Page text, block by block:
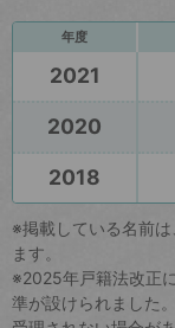
年度
2021
2020
2018
※掲載している名前
ます。
※2025年戸籍法改正
準が設けられました